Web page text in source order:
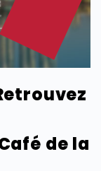
de la